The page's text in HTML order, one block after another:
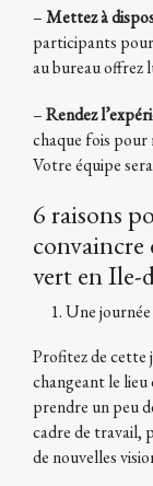
–Mettez à
participants
au bureau offrez
–Rendez
chaque fois pour
Votre équipe
6 raisons
convaincre
vert en Ile-
Une
Profitez de cette
changeant le
prendre un peu
cadre de travail,
de nouvelles